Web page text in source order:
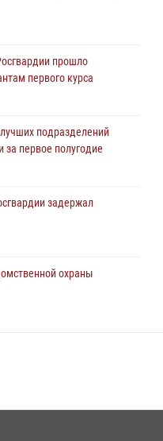
охраны
в розыске
спецназа «Ермак»
десантированию
почтили память детей
прошло
первого курса
подразделений
первое полугодие
задержал
охраны
вещество через